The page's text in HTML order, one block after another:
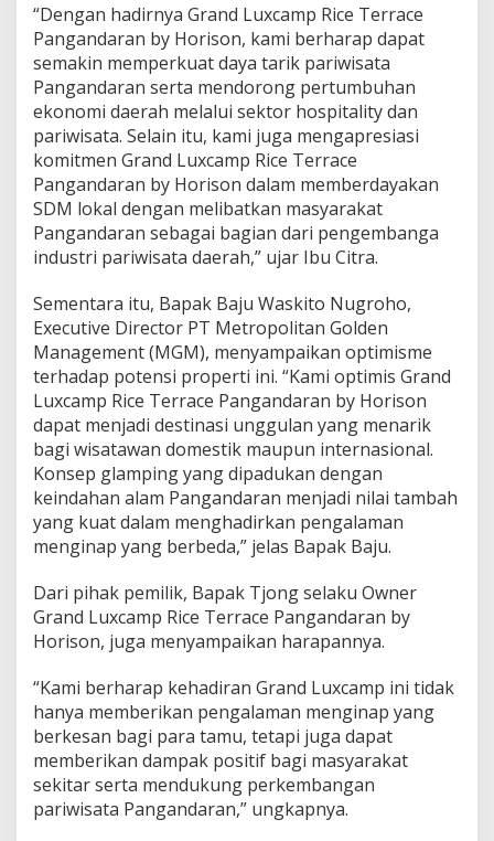
A
R
A
S
A
W
A
H
“Dengan hadirnya Grand Luxcamp Rice Terrace
Pangandaran by Horison, kami berharap dapat
semakin memperkuat daya tarik pariwisata
Pangandaran serta mendorong pertumbuhan
ekonomi daerah melalui sektor hospitality dan
pariwisata. Selain itu, kami juga mengapresiasi
komitmen Grand Luxcamp Rice Terrace
Pangandaran by Horison dalam memberdayakan
SDM lokal dengan melibatkan masyarakat
Pangandaran sebagai bagian dari pengembanga
industri pariwisata daerah,” ujar Ibu Citra.
Sementara itu, Bapak Baju Waskito Nugroho,
Executive Director PT Metropolitan Golden
Management (MGM), menyampaikan optimisme
terhadap potensi properti ini. “Kami optimis Grand
Luxcamp Rice Terrace Pangandaran by Horison
dapat menjadi destinasi unggulan yang menarik
bagi wisatawan domestik maupun internasional.
Konsep glamping yang dipadukan dengan
keindahan alam Pangandaran menjadi nilai tambah
yang kuat dalam menghadirkan pengalaman
menginap yang berbeda,” jelas Bapak Baju.
Dari pihak pemilik, Bapak Tjong selaku Owner
Grand Luxcamp Rice Terrace Pangandaran by
Horison, juga menyampaikan harapannya.
“Kami berharap kehadiran Grand Luxcamp ini tidak
hanya memberikan pengalaman menginap yang
berkesan bagi para tamu, tetapi juga dapat
memberikan dampak positif bagi masyarakat
sekitar serta mendukung perkembangan
pariwisata Pangandaran,” ungkapnya.